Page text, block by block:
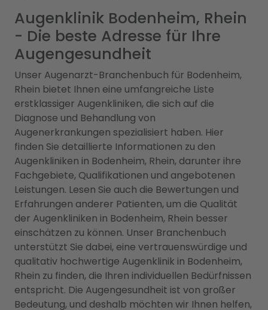
Augenklinik Bodenheim, Rhein
- Die beste Adresse für Ihre
Augengesundheit
Unser Augenarzt-Branchenbuch für Bodenheim,
Rhein bietet Ihnen eine umfangreiche Liste
erstklassiger Augenkliniken, die sich auf die
Diagnose und Behandlung von
Augenerkrankungen spezialisiert haben. Hier
finden Sie detaillierte Informationen zu den
Augenkliniken in Bodenheim, Rhein, darunter ihre
Fachgebiete, Qualifikationen und angebotenen
Leistungen. Lesen Sie auch die Bewertungen und
Erfahrungen anderer Patienten, um die Qualität
der Augenkliniken in Bodenheim, Rhein besser
einschätzen zu können. Unser Branchenbuch
unterstützt Sie dabei, eine vertrauenswürdige und
qualitativ hochwertige Augenklinik in Bodenheim,
Rhein zu finden, die Ihren individuellen Bedürfnissen
entspricht. Die Augengesundheit ist von großer
Bedeutung, und deshalb möchten wir Ihnen helfen,